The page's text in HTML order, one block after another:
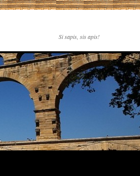
Si sapis, sis apis!